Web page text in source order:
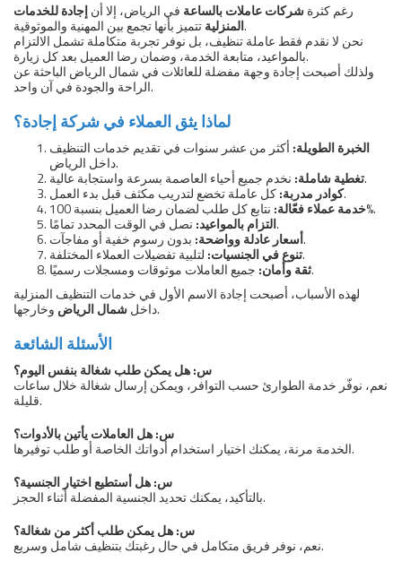
رغم كثرةشركات عاملات بالساعة في الرياض، إلا أنإجادة للخدمات
المنزليةتتميز بأنها تجمع بين المهنية والموثوقية.
نحن لا نقدم فقط عاملة تنظيف، بل نوفر تجربة متكاملة تشمل الالتزام
بالمواعيد، متابعة الخدمة، وضمان رضا العميل بعد كل زيارة.
ولذلك أصبحت إجادة وجهة مفضلة للعائلات في شمال الرياض الباحثة عن
الراحة والجودة في آن واحد.
لماذا يثق العملاء في شركة إجادة؟
الخبرة الطويلة: أكثر من عشر سنوات في تقديم خدمات التنظيف
داخل الرياض.
تغطية شاملة:نخدم جميع أحياء العاصمة بسرعة واستجابة عالية.
كوادر مدربة:كل عاملة تخضع لتدريب مكثف قبل بدء العمل.
خدمة عملاء فعّالة:نتابع كل طلب لضمان رضا العميل بنسبة 100%.
التزام بالمواعيد:نصل في الوقت المحدد تمامًا.
أسعار عادلة وواضحة:بدون رسوم خفية أو مفاجآت.
تنوع في الجنسيات:لتلبية تفضيلات العملاء المختلفة.
ثقة وأمان:جميع العاملات موثوقات ومسجلات رسميًا.
لهذه الأسباب، أصبحت إجادة الاسم الأول في خدمات التنظيف المنزلية
داخلشمال الرياض وخارجها.
الأسئلة الشائعة
س: هل يمكن طلب شغالة بنفس اليوم؟
نعم، نوفّر خدمة الطوارئ حسب التوافر، ويمكن إرسال شغالة خلال ساعات
قليلة.
س: هل العاملات يأتين بالأدوات؟
الخدمة مرنة، يمكنك اختيار استخدام أدواتك الخاصة أو طلب توفيرها.
س: هل أستطيع اختيار الجنسية؟
بالتأكيد، يمكنك تحديد الجنسية المفضلة أثناء الحجز.
س: هل يمكن طلب أكثر من شغالة؟
نعم، نوفر فريق متكامل في حال رغبتك بتنظيف شامل وسريع.